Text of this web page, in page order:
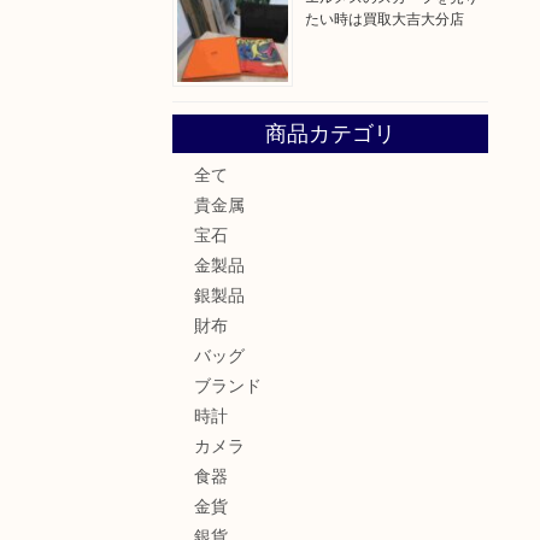
たい時は買取大吉大分店
商品カテゴリ
全て
貴金属
宝石
金製品
銀製品
財布
バッグ
ブランド
時計
カメラ
食器
金貨
銀貨